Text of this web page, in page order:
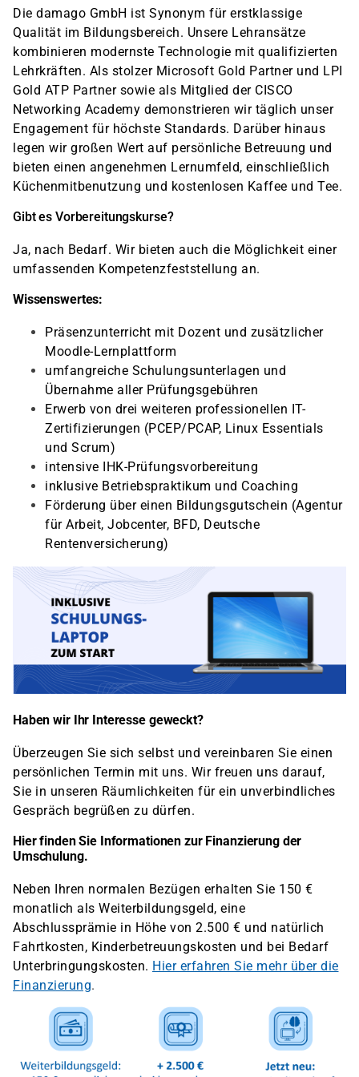
Die damago GmbH ist Synonym für erstklassige
Qualität im Bildungsbereich. Unsere Lehransätze
kombinieren modernste Technologie mit qualifizierten
Lehrkräften. Als stolzer Microsoft Gold Partner und LPI
Gold ATP Partner sowie als Mitglied der CISCO
Networking Academy demonstrieren wir täglich unser
Engagement für höchste Standards. Darüber hinaus
legen wir großen Wert auf persönliche Betreuung und
bieten einen angenehmen Lernumfeld, einschließlich
Küchenmitbenutzung und kostenlosen Kaffee und Tee.
Gibt es Vorbereitungskurse?
Ja, nach Bedarf. Wir bieten auch die Möglichkeit einer
umfassenden Kompetenzfeststellung an.
Wissenswertes:
Präsenzunterricht mit Dozent und zusätzlicher
Moodle-Lernplattform
umfangreiche Schulungsunterlagen und
Übernahme aller Prüfungsgebühren
Erwerb von drei weiteren professionellen IT-
Zertifizierungen (PCEP/PCAP, Linux Essentials
und Scrum)
intensive IHK-Prüfungsvorbereitung
inklusive Betriebspraktikum und Coaching
Förderung über einen Bildungsgutschein (Agentur
für Arbeit, Jobcenter, BFD, Deutsche
Rentenversicherung)
Haben wir Ihr Interesse geweckt?
Überzeugen Sie sich selbst und vereinbaren Sie einen
persönlichen Termin mit uns. Wir freuen uns darauf,
Sie in unseren Räumlichkeiten für ein unverbindliches
Gespräch begrüßen zu dürfen.
Hier finden Sie Informationen zur Finanzierung der
Umschulung.
Neben Ihren normalen Bezügen erhalten Sie 150 €
monatlich als Weiterbildungsgeld, eine
Abschlussprämie in Höhe von 2.500 € und natürlich
Fahrtkosten, Kinderbetreuungskosten und bei Bedarf
Unterbringungskosten. Hier erfahren Sie mehr über die
Finanzierung.